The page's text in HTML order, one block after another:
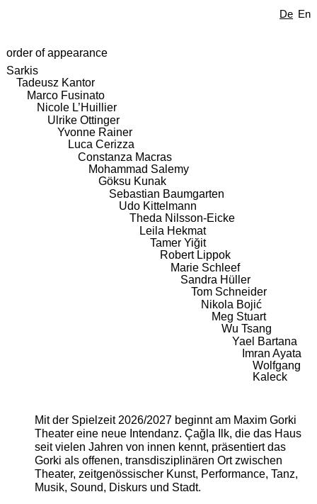
De En
order of appearance
Sarkis
Tadeusz Kantor
Marco Fusinato
Nicole L’Huillier
Ulrike Ottinger
Yvonne Rainer
Luca Cerizza
Constanza Macras
Mohammad Salemy
Göksu Kunak
Sebastian Baumgarten
Udo Kittelmann
Theda Nilsson-Eicke
Leila Hekmat
Tamer Yiğit
Robert Lippok
Marie Schleef
Sandra Hüller
Tom Schneider
Nikola Bojić
Meg Stuart
Wu Tsang
Yael Bartana
Imran Ayata
Wolfgang
Kaleck
Mit der Spielzeit 2026/2027 beginnt am Maxim Gorki
Theater eine neue Intendanz. Çağla Ilk, die das Haus
seit vielen Jahren von innen kennt, präsentiert das
Gorki als offenen, transdisziplinären Ort zwischen
Theater, zeitgenössischer Kunst, Performance, Tanz,
Musik, Sound, Diskurs und Stadt.